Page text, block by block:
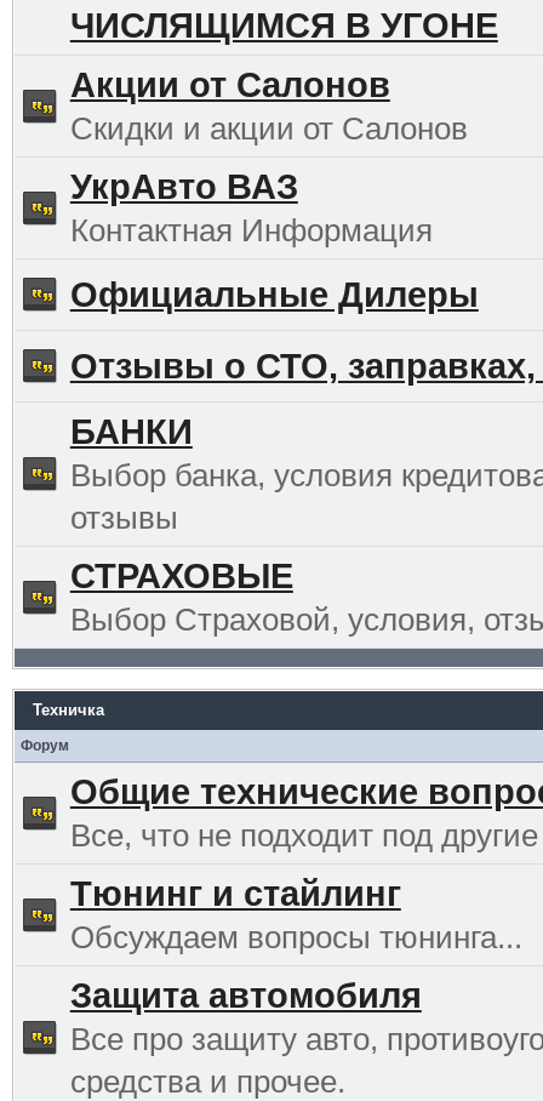
ЧИСЛЯЩИМСЯ В УГОНЕ
Акции от Салонов
Скидки и акции от Салонов
УкрАвто ВАЗ
Контактная Информация
Официальные Дилеры
Отзывы о СТО, заправках,
БАНКИ
Выбор банка, условия
отзывы
СТРАХОВЫЕ
Выбор Страховой, условия,
Техничка
Форум
Общие технические
Все, что не подходит под другие
Тюнинг и стайлинг
Обсуждаем вопросы тюнинга...
Защита автомобиля
Все про защиту авто,
средства и прочее.